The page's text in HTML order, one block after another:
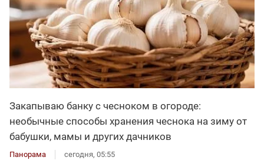
Закапываю банку с чесноком в огороде:
необычные способы хранения чеснока на зиму от
бабушки, мамы и других дачников
Панорама сегодня, 05:55